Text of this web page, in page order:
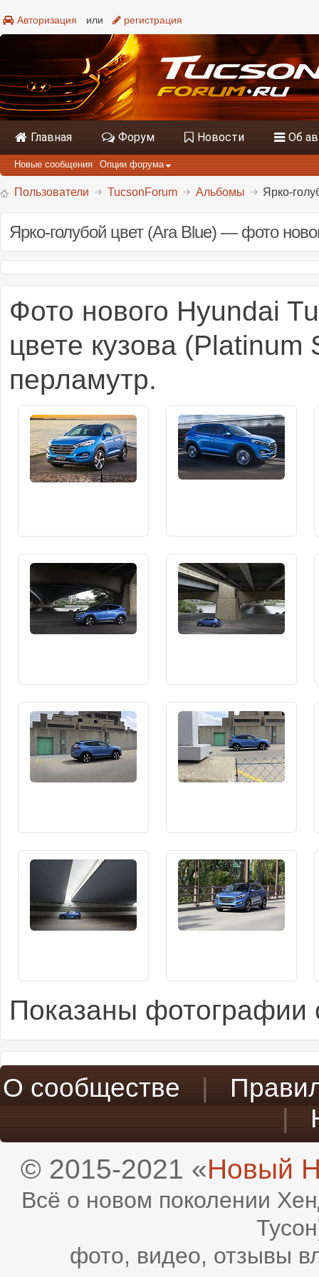
Авторизация или регистрация
Главная Форум Новости Об
Новые сообщения Опции форума
Пользователи TucsonForum Альбомы Ярко-
Ярко-голубой цвет (Ara Blue) — фото
Фото нового Hyundai
цвете кузова
перламутр.
Показаны фотографии
О сообществе
© 2015-2021 «Новый
Всё о новом поколении
фото, видео, отзывы